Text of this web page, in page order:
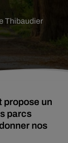
Thibaudier
propose un
parcs
nos